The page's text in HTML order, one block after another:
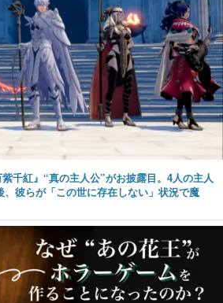
紫千紅』“真の主人公”がお披露目。4人の主人
彼らが「この世に存在しない」状況で魔